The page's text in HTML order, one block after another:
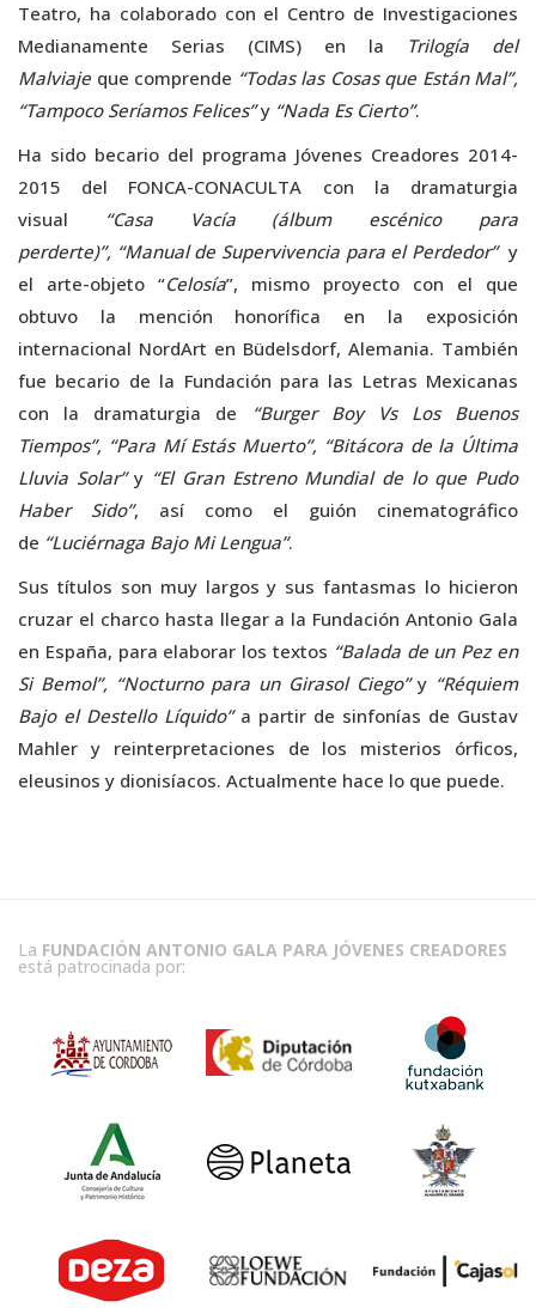
Teatro, ha colaborado con el Centro de Investigaciones
Medianamente Serias (CIMS) en la Trilogía del
Malviaje que comprende “Todas las Cosas que Están Mal”,
“Tampoco Seríamos Felices”y “Nada Es Cierto”.
Ha sido becario del programa Jóvenes Creadores 2014-
2015 del FONCA-CONACULTA con la dramaturgia
visual
“Casa Vacía (álbum escénico para
perderte)”, “Manual de Supervivencia para el Perdedor”y
el arte-objeto “Celosía”, mismo proyecto con el que
obtuvo la mención honorífica en la exposición
internacional NordArt en Büdelsdorf, Alemania. También
fue becario de la Fundación para las Letras Mexicanas
con la dramaturgia de “Burger Boy Vs Los Buenos
Tiempos”, “Para Mí Estás Muerto”, “Bitácora de la Última
Lluvia Solar”y “El Gran Estreno Mundial de lo que Pudo
Haber Sido”, así como el guión cinematográfico
de “Luciérnaga Bajo Mi Lengua”.
Sus títulos son muy largos y sus fantasmas lo hicieron
cruzar el charco hasta llegar a la Fundación Antonio Gala
en España, para elaborar los textos “Balada de un Pez en
Si Bemol”, “Nocturno para un Girasol Ciego”y “Réquiem
Bajo el Destello Líquido”a partir de sinfonías de Gustav
Mahler y reinterpretaciones de los misterios órficos,
eleusinos y dionisíacos. Actualmente hace lo que puede.
La FUNDACIÓN ANTONIO GALA PARA JÓVENES CREADORES
está patrocinada por: